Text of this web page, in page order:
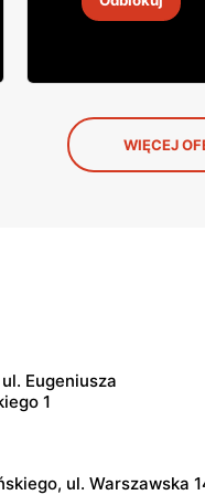
14 sie 2026
WIĘCEJ
Eugeniusza
1
ul. Warszawska